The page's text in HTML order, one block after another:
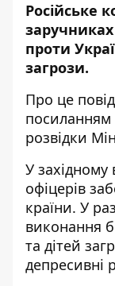
Російське
заручниках
проти
загрози.
Про це
посиланням
розвідки
У західному
офіцерів
країни. У
виконання
та дітей
депресивні